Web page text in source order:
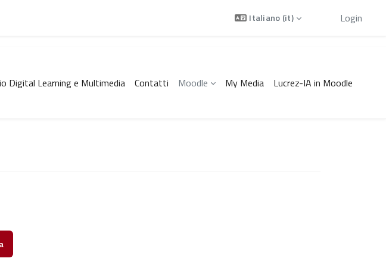
Italiano ‎(it)‎ Login
Digital Learning e Multimedia Contatti Moodle My Media Lucrez-IA in Moodle